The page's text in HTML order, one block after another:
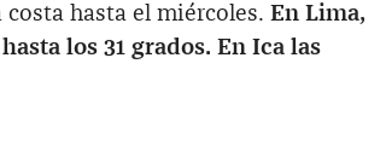
costa hasta el miércoles. En Lima,
los 31 grados. En Ica las